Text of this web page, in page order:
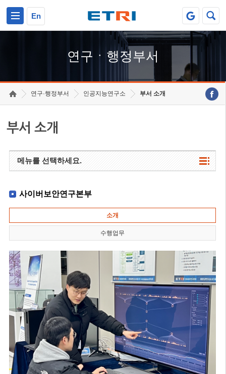
En
연구ㆍ행정부서
연구·행정부서 인공지능연구소 부서 소개
부서 소개
메뉴를 선택하세요.
사이버보안연구본부
소개
수행업무